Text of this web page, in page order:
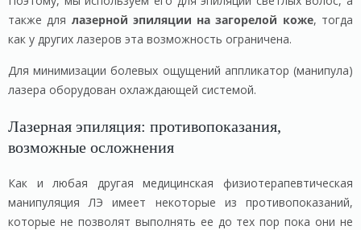
также для лазерной эпиляции на загорелой коже, тогда
как у других лазеров эта возможность ограничена.
Для минимизации болевых ощущений аппликатор (манипула)
лазера оборудован охлаждающей системой.
Лазерная эпиляция: противопоказания,
возможные осложнения
Как и любая другая медицинская физиотерапевтическая
манипуляция ЛЭ имеет некоторые из противопоказаний,
которые не позволят выполнять ее до тех пор пока они не